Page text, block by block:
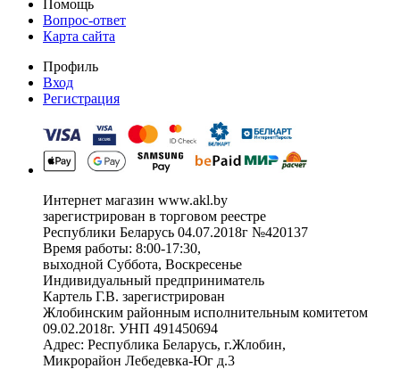
Помощь
Вопрос-ответ
Карта сайта
Профиль
Вход
Регистрация
Интернет магазин www.akl.by
зарегистрирован в торговом реестре
Республики Беларусь 04.07.2018г №420137
Время работы: 8:00-17:30,
выходной Суббота, Воскресенье
Индивидуальный предприниматель
Картель Г.В. зарегистрирован
Жлобинским районным исполнительным комитетом
09.02.2018г. УНП 491450694
Адрес: Республика Беларусь, г.Жлобин,
Микрорайон Лебедевка-Юг д.3